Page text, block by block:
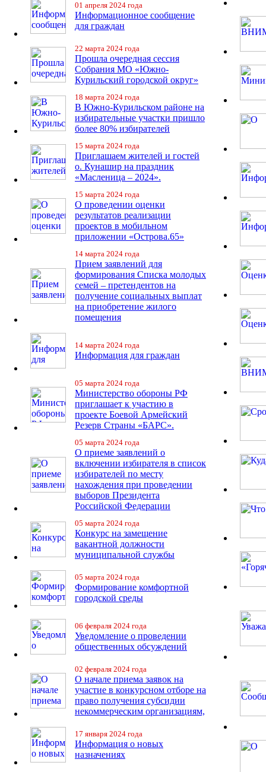
01 апреля 2024 года
Информационное сообщение
для граждан
22 марта 2024 года
Прошла очередная сессия
Собрания МО «Южно-
Курильский городской округ»
18 марта 2024 года
В Южно-Курильском районе на
избирательные участки пришло
более 80% избирателей
15 марта 2024 года
Приглашаем жителей и гостей
о. Кунашир на праздник
«Масленица – 2024».
15 марта 2024 года
О проведении оценки
результатов реализации
проектов в мобильном
приложении «Острова.65»
14 марта 2024 года
Прием заявлений для
формирования Списка молодых
семей – претендентов на
получение социальных выплат
на приобретение жилого
помещения
14 марта 2024 года
Информация для граждан
05 марта 2024 года
Министерство обороны РФ
приглашает к участию в
проекте Боевой Армейский
Резерв Страны «БАРС».
05 марта 2024 года
О приеме заявлений о
включении избирателя в список
избирателей по месту
нахождения при проведении
выборов Президента
Российской Федерации
05 марта 2024 года
Конкурс на замещение
вакантной должности
муниципальной службы
05 марта 2024 года
Формирование комфортной
городской среды
06 февраля 2024 года
Уведомление о проведении
общественных обсуждений
02 февраля 2024 года
О начале приема заявок на
участие в конкурсном отборе на
право получения субсидии
некоммерческим организациям,
17 января 2024 года
Информация о новых
назначениях